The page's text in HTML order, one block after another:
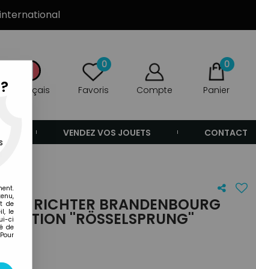
Français
0
Favoris Compte
0
Panier
VENDEZ VOS JOUETS CONTACT
RICHTER BRANDENBOURG
''RÖSSELSPRUNG''
de
le
ci
de